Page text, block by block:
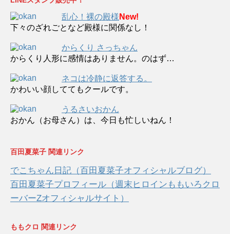
乱心！裸の殿様 New!
下々のざれごとなど殿様に関係なし！
からくり さっちゃん
からくり人形に感情はありません。のはず…
ネコは冷静に返答する。
かわいい顔しててもクールです。
うるさいおかん
おかん（お母さん）は、今日も忙しいねん！
百田夏菜子 関連リンク
でこちゃん日記（百田夏菜子オフィシャルブログ）
百田夏菜子プロフィール（週末ヒロインももいろクロ
ーバーZオフィシャルサイト）
ももクロ 関連リンク